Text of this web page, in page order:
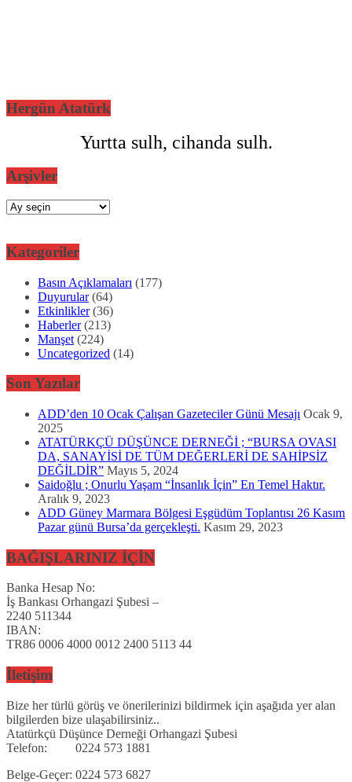
Hergün Atatürk
Yurtta sulh, cihanda sulh.
Arşivler
Arşivler
Kategoriler
Basın Açıklamaları (177)
Duyurular(64)
Etkinlikler(36)
Haberler(213)
Manşet (224)
Uncategorized (14)
Son Yazılar
ADD’den 10 Ocak Çalışan Gazeteciler Günü Mesajı Ocak 9,
2025
ATATÜRKÇÜ DÜŞÜNCE DERNEĞİ ; “BURSA OVASI
DA, SANAYİSİ DE TÜM DEĞERLERİ DE SAHİPSİZ
DEĞİLDİR” Mayıs 5, 2024
Saidoğlu ; Onurlu Yaşam “İnsanlık İçin” En Temel Haktır.
Aralık 9, 2023
ADD Güney Marmara Bölgesi Eşgüdüm Toplantısı 26 Kasım
Pazar günü Bursa’da gerçekleşti. Kasım 29, 2023
BAĞIŞLARINIZ İÇİN
Banka Hesap No:
İş Bankası Orhangazi Şubesi –
2240 511344
IBAN:
TR86 0006 4000 0012 2400 5113 44
İletişim
Bize her türlü görüş ve önerilerinizi bildirmek için aşağıda yer alan
bilgilerden bize ulaşabilirsiniz..
Atatürkçü Düşünce Derneği Orhangazi Şubesi
Telefon: 0224 573 1881
Belge-Geçer: 0224 573 6827